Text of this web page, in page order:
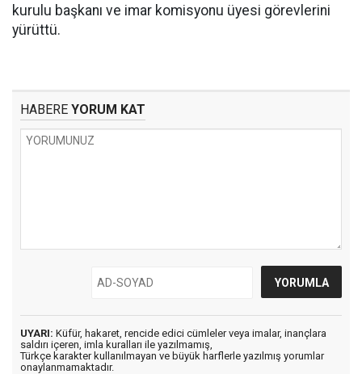
kurulu başkanı ve imar komisyonu üyesi görevlerini
yürüttü.
HABERE YORUM KAT
UYARI: Küfür, hakaret, rencide edici cümleler veya imalar, inançlara
saldırı içeren, imla kuralları ile yazılmamış,
Türkçe karakter kullanılmayan ve büyük harflerle yazılmış yorumlar
onaylanmamaktadır.